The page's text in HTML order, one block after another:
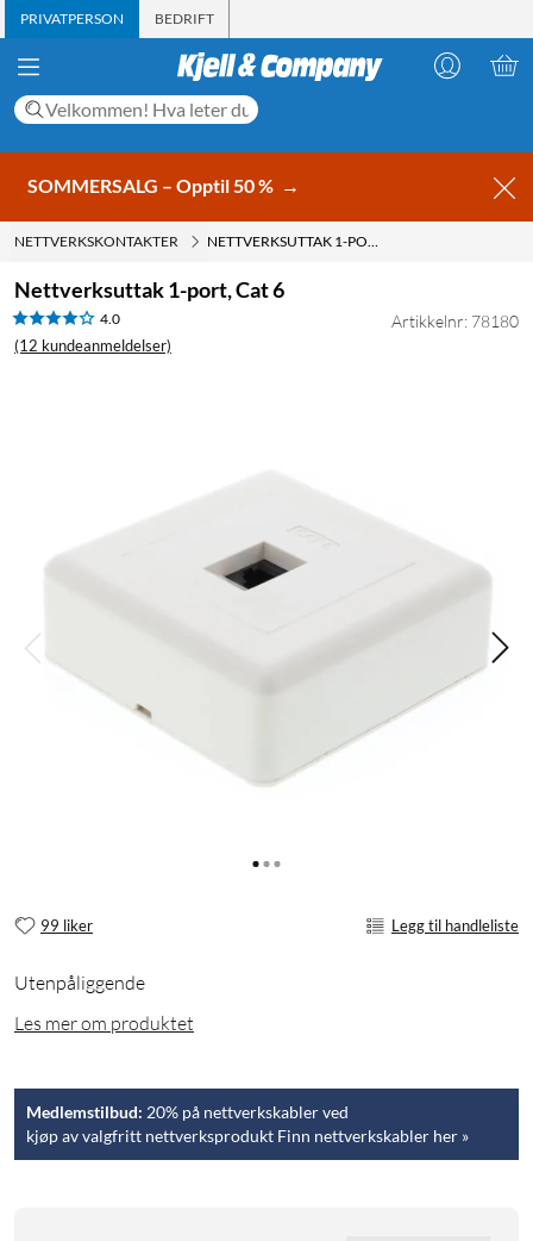
PRIVATPERSON BEDRIFT
SOMMERSALG – Opptil 50 % →
NETTVERKSKONTAKTER NETTVERKSUTTAK 1-PORT, CAT 6
Nettverksuttak 1-port, Cat 6
4.0
(12 kundeanmeldelser)
Artikkelnr: 78180
99 liker Legg til handleliste
Utenpåliggende
Les mer om produktet
Medlemstilbud: 20% på nettverkskabler ved
kjøp av valgfritt nettverksprodukt Finn nettverkskabler her »